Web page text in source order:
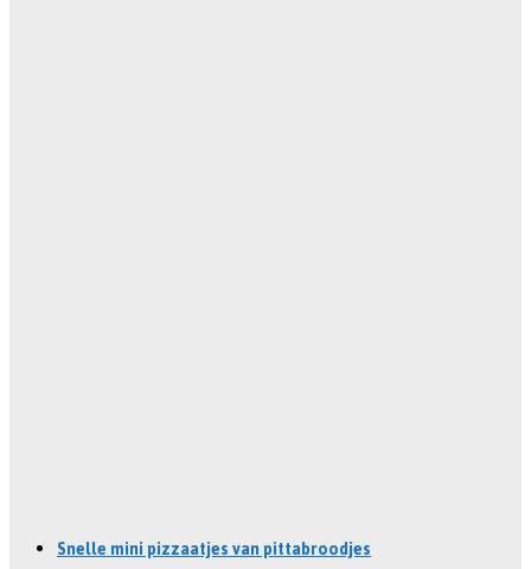
Snelle mini pizzaatjes van pittabroodjes